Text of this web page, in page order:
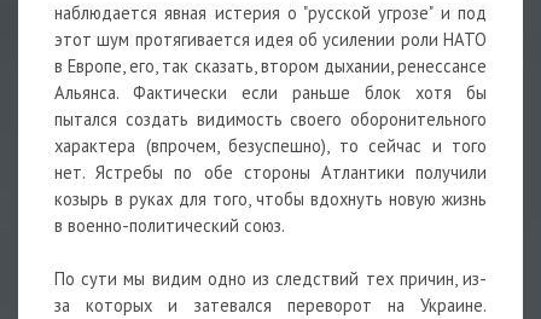
наблюдается явная истерия о "русской угрозе" и под
этот шум протягивается идея об усилении роли НАТО
в Европе, его, так сказать, втором дыхании, ренессансе
Альянса. Фактически если раньше блок хотя бы
пытался создать видимость своего оборонительного
характера (впрочем, безуспешно), то сейчас и того
нет. Ястребы по обе стороны Атлантики получили
козырь в руках для того, чтобы вдохнуть новую жизнь
в военно-политический союз.
По сути мы видим одно из следствий тех причин, из-
за которых и затевался переворот на Украине.